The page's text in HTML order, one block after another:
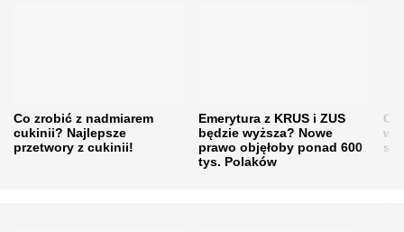
Co zrobić z nadmiarem
cukinii? Najlepsze
przetwory z cukinii!
Emerytura z KRUS i ZUS
będzie wyższa? Nowe
prawo objęłoby ponad 600
tys. Polaków
w